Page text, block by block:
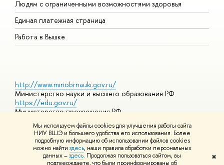
Мы используем файлы cookies для улучшения работы сайта
НИУ ВШЭ и большего удобства его использования. Более
подробную информацию об использовании файлов cookies
можно найти здесь, наши правила обработки персональных
данных –здесь. Продолжая пользоваться сайтом, вы
подтверждаете, что были проинформированы об
✖
Людям с ограниченными возможностями здоровья
Единая платежная страница
Работа в Вышке
http://www.minobrnauki.gov.ru/
Министерство науки и высшего образования РФ
https://edu.gov.ru/
Министерство просвещения РФ
https://elearning.hse.ru/mooc
Массовые открытые онлайн-курсы
© НИУ ВШЭ 1993–2026 Адреса и контактыУсловия